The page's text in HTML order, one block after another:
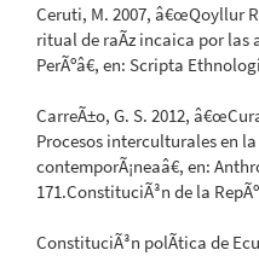
Ceruti, M. 2007, â€œQoyllur
ritual de raÃ­z incaica por las
PerÃºâ€, en: Scripta
CarreÃ±o, G. S. 2012,
Procesos interculturales en
contemporÃ¡neaâ€, en:
171.ConstituciÃ³n de la
ConstituciÃ³n polÃ­tica de